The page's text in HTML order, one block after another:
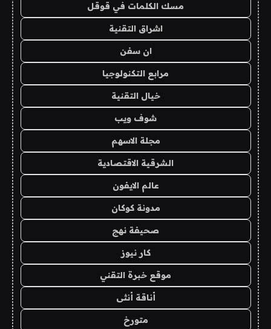
مسك الكلمات في قوقل
اشراق التقنية
ان سفن
مرابع التكنولوجيا
خيال التقنية
شوف ويب
مجلة الاسهم
الشرقية الاقتصادية
عالم الايفون
مدونة كوكان
صحيفة نهج
كار نيوز
موقع خبرة التقني
أناقة أنثى
متورخ